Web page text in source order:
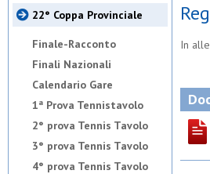
22° Coppa Provinciale
Finale-Racconto
Finali Nazionali
Calendario Gare
1ª Prova Tennistavolo
2° prova Tennis Tavolo
3° prova Tennis Tavolo
4° prova Tennis Tavolo
In